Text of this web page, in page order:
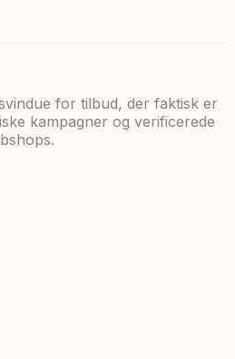
for tilbud, der faktisk er
kampagner og verificerede